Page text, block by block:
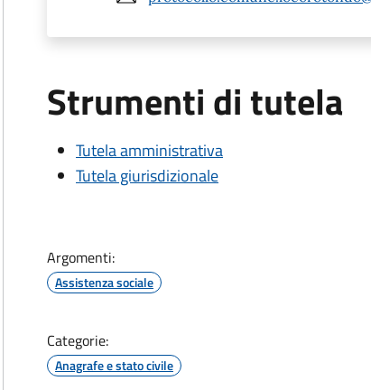
Strumenti di tutela
Tutela amministrativa
Tutela giurisdizionale
Argomenti:
Assistenza sociale
Categorie:
Anagrafe e stato civile